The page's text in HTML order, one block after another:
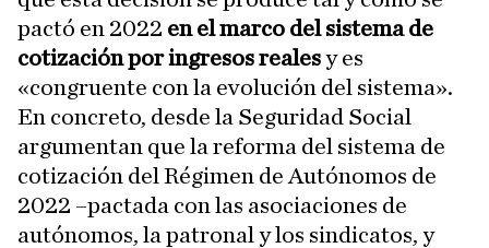
pactó en 2022 en el marco del sistema de
cotización por ingresos realesy es
«congruente con la evolución del sistema».
En concreto, desde la Seguridad Social
argumentan que la reforma del sistema de
cotización del Régimen de Autónomos de
2022 –pactada con las asociaciones de
autónomos, la patronal y los sindicatos, y